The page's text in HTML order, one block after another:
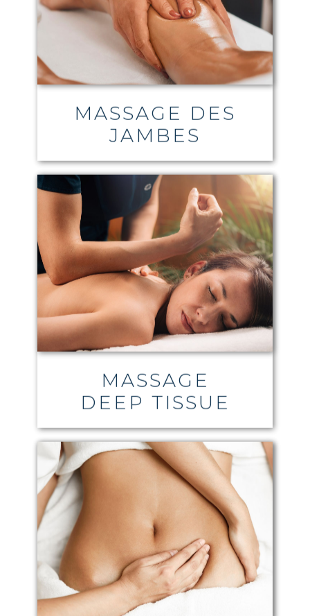
MASSAGE DES
JAMBES
MASSAGE
DEEP TISSUE